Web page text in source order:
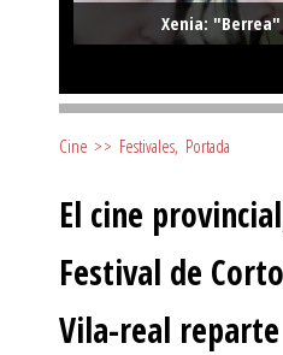
Xenia: "Berrea"
Cine >> Festivales, Portada
El cine
Festival de
Vila-real